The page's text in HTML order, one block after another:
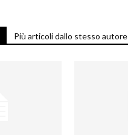
Più articoli dallo stesso autore